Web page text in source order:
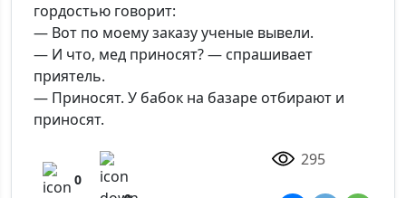
гордостью говорит:
— Вот по моему заказу ученые вывели.
— И что, мед приносят? — спрашивает
приятель.
— Приносят. У бабок на базаре отбирают и
приносят.
0
295